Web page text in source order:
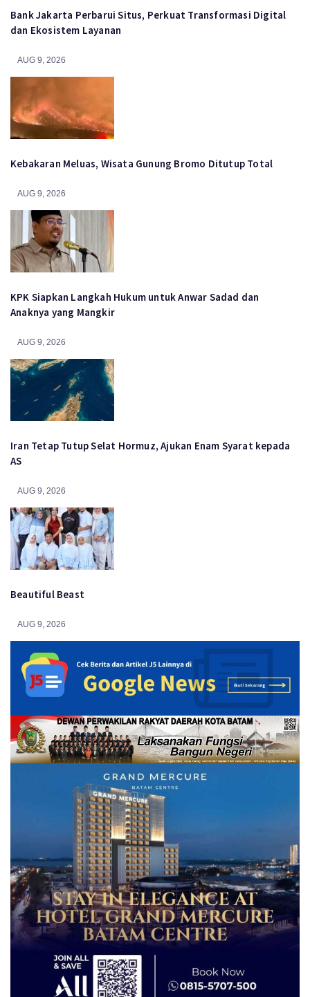
Bank Jakarta Perbarui Situs, Perkuat Transformasi Digital
dan Ekosistem Layanan
AUG 9, 2026
Kebakaran Meluas, Wisata Gunung Bromo Ditutup Total
AUG 9, 2026
KPK Siapkan Langkah Hukum untuk Anwar Sadad dan
Anaknya yang Mangkir
AUG 9, 2026
Iran Tetap Tutup Selat Hormuz, Ajukan Enam Syarat kepada
AS
AUG 9, 2026
Beautiful Beast
AUG 9, 2026